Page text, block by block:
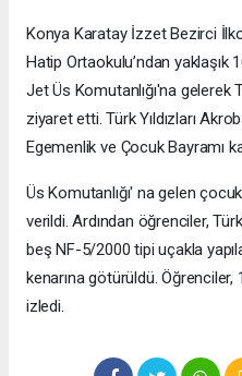
Konya Karatay İzzet Bezirci
Hatip Ortaokulu’ndan
Jet Üs Komutanlığı'na gelerek
ziyaret etti. Türk Yıldızları
Egemenlik ve Çocuk Bayramı
Üs Komutanlığı' na gelen
verildi. Ardından öğrenciler,
beş NF-5/2000 tipi uçakla
kenarına götürüldü.
izledi.